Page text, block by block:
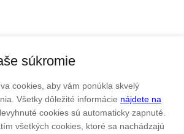
O nás
zameriavame sa na predaj hodiniek a
súkromie
cookies, aby vám ponúkla skvelý
Všetky dôležité informácie nájdete na
cookies sú automaticky zapnuté.
všetkých cookies, ktoré sa nachádzajú